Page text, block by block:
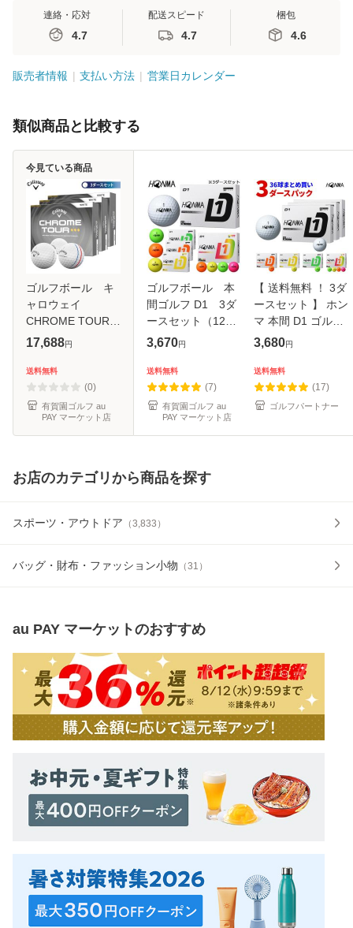
連絡・応対
4.7
配送スピード
4.7
梱包
4.6
販売者情報 支払い方法 営業日カレンダー
類似商品と比較する
ゴルフボール キ
ャロウェイ
CHROME TOUR
◆◆◆ クロム ツア
モンド 3ダースセ
ット （12球入り×3
箱） [2026年モデ
17,688円
送料無料
(0)
有賀園ゴルフ au
PAY マーケット店
今見ている商品
ゴルフボール 本
間ゴルフ D1 3ダ
ースセット（12球
入り×3箱） [2024
3,670円
送料無料
(7)
有賀園ゴルフ au
PAY マーケット店
【 送料無料 ！ 3ダ
ースセット 】 ホン
マ 本間 D1 ゴルフ
ボール 2024年モデ
3ダース 36球入り
BT2401 全5色
3,680円
送料無料
(17)
ゴルフパートナー
お店のカテゴリから商品を探す
スポーツ・アウトドア （3,833 ）
バッグ・財布・ファッション小物 （31 ）
au PAY マーケットのおすすめ